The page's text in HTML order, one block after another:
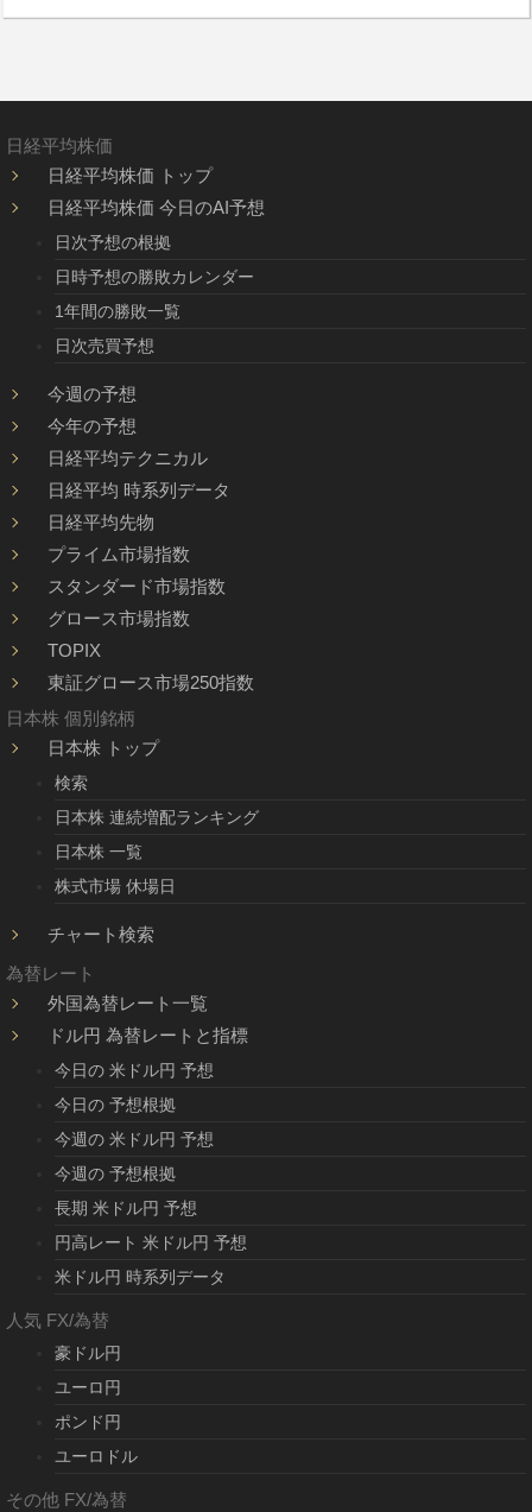
日経平均株価
日経平均株価 トップ
日経平均株価 今日のAI予想
日次予想の根拠
日時予想の勝敗カレンダー
1年間の勝敗一覧
日次売買予想
今週の予想
今年の予想
日経平均テクニカル
日経平均 時系列データ
日経平均先物
プライム市場指数
スタンダード市場指数
グロース市場指数
TOPIX
東証グロース市場250指数
日本株 個別銘柄
日本株 トップ
検索
日本株 連続増配ランキング
日本株 一覧
株式市場 休場日
チャート検索
為替レート
外国為替レート一覧
ドル円 為替レートと指標
今日の 米ドル円 予想
今日の 予想根拠
今週の 米ドル円 予想
今週の 予想根拠
長期 米ドル円 予想
円高レート 米ドル円 予想
米ドル円 時系列データ
人気 FX/為替
豪ドル円
ユーロ円
ポンド円
ユーロドル
その他 FX/為替